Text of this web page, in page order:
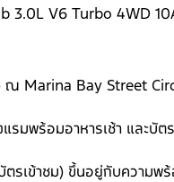
V6 Turbo 4WD
Marina Bay Street
รมพร้อมอาหารเช้า และ
ตรเข้าชม) ขึ้นอยู่กับความ